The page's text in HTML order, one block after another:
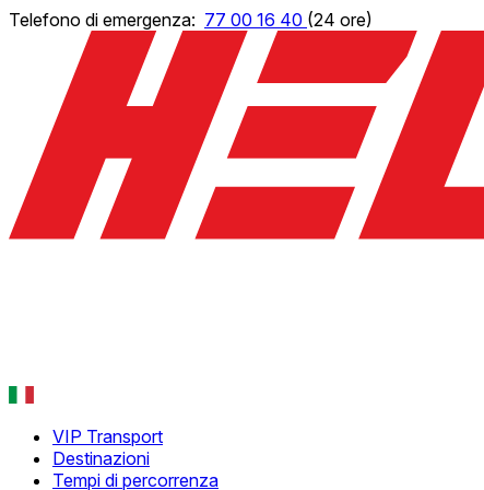
Telefono di emergenza: 77 00 16 40 (24 ore)
Norsk
English
Français
VIP Transport
Destinazioni
Tempi di percorrenza